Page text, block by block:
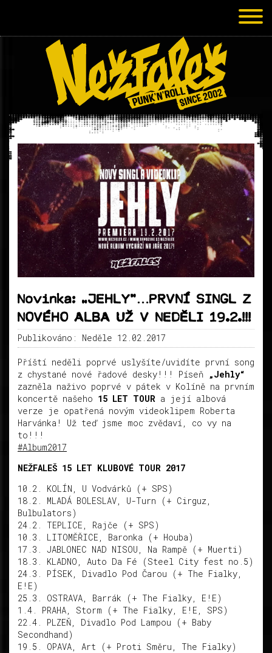
Novinka: „JEHLY“…PRVNÍ SINGL Z
NOVÉHO ALBA UŽ V NEDĚLI 19.2.!!!
Publikováno: Neděle 12.02.2017
Příští neděli poprvé uslyšíte/uvidíte první song
z chystané nové řadové desky!!! Píseň „Jehly“
zazněla naživo poprvé v pátek v Kolíně na prvním
koncertě našeho 15 LET TOUR a její albová
verze je opatřená novým videoklipem Roberta
Harvánka! Už teď jsme moc zvědaví, co vy na
to!!!
#Album2017
NEŽFALEŠ 15 LET KLUBOVÉ TOUR 2017
10.2. KOLÍN, U Vodvárků (+ SPS)
18.2. MLADÁ BOLESLAV, U-Turn (+ Cirguz,
Bulbulators)
24.2. TEPLICE, Rajče (+ SPS)
10.3. LITOMĚŘICE, Baronka (+ Houba)
17.3. JABLONEC NAD NISOU, Na Rampě (+ Muerti)
18.3. KLADNO, Auto Da Fé (Steel City fest no.5)
24.3. PÍSEK, Divadlo Pod Čarou (+ The Fialky,
E!E)
25.3. OSTRAVA, Barrák (+ The Fialky, E!E)
1.4. PRAHA, Storm (+ The Fialky, E!E, SPS)
22.4. PLZEŇ, Divadlo Pod Lampou (+ Baby
Secondhand)
19.5. OPAVA, Art (+ Proti Směru, The Fialky)